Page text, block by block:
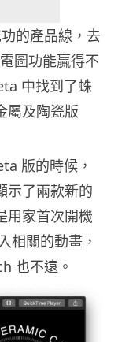
的產品線，去
圖功能贏得不
中找到了蛛
屬及陶瓷版
版的時候，
示了兩款新的
用家首次開機
相關的動畫，
也不遠。